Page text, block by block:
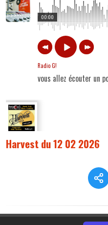
00:00
Radio G!
vous allez écouter un
Harvest du 12 02 2026